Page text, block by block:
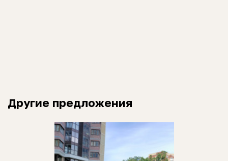
Другие предложения